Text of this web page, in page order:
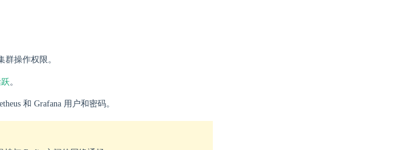
操作权限。
。
和 Grafana 用户和密码。